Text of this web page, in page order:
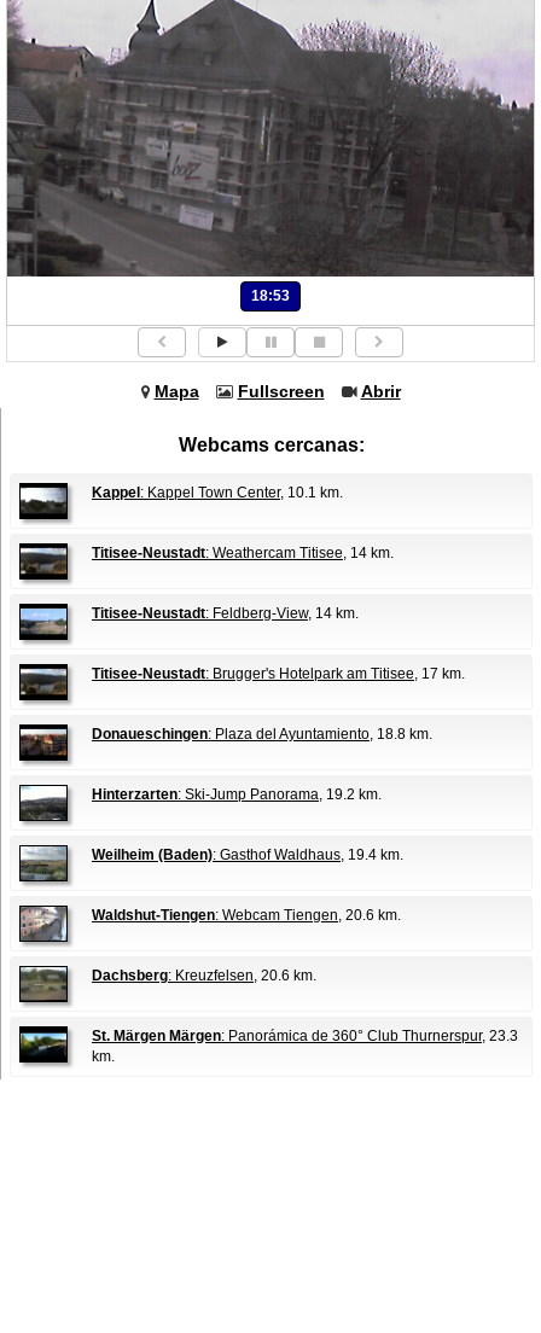
18:53
Mapa Fullscreen Abrir
Webcams cercanas:
Kappel : Kappel Town Center, 10.1 km.
Titisee-Neustadt: Weathercam Titisee, 14 km.
Titisee-Neustadt: Feldberg-View, 14 km.
Titisee-Neustadt: Brugger's Hotelpark am Titisee, 17 km.
Donaueschingen: Plaza del Ayuntamiento, 18.8 km.
Hinterzarten: Ski-Jump Panorama, 19.2 km.
Weilheim (Baden): Gasthof Waldhaus, 19.4 km.
Waldshut-Tiengen: Webcam Tiengen, 20.6 km.
Dachsberg: Kreuzfelsen, 20.6 km.
St. Märgen Märgen: Panorámica de 360° Club Thurnerspur, 23.3
km.